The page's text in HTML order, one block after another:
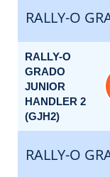
RALLY-O
RALLY-O
GRADO
JUNIOR
HANDLER 2
(GJH2)
RALLY-O